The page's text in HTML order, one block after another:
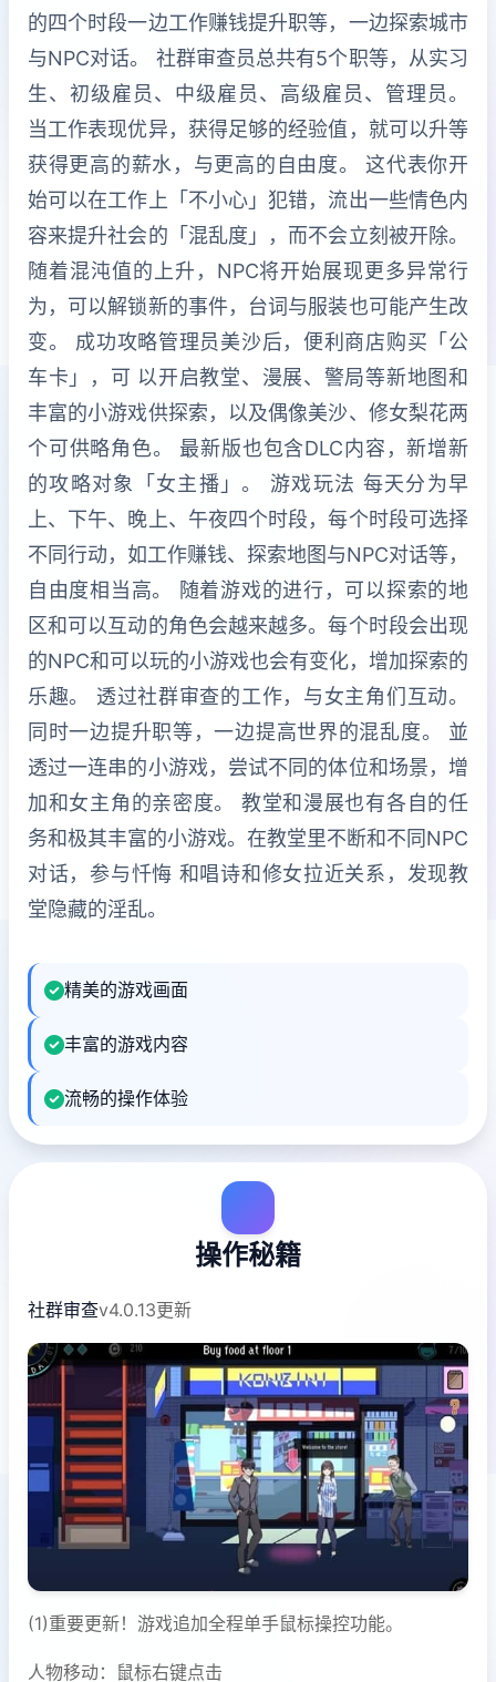
的四个时段一边工作赚钱提升职等，一边探索城市
与NPC对话。 社群审查员总共有5个职等，从实习
生、初级雇员、中级雇员、高级雇员、管理员。
当工作表现优异，获得足够的经验值，就可以升等
获得更高的薪水，与更高的自由度。 这代表你开
始可以在工作上「不小心」犯错，流出一些情色内
容来提升社会的「混乱度」，而不会立刻被开除。
随着混沌值的上升，NPC将开始展现更多异常行
为，可以解锁新的事件，台词与服装也可能产生改
变。 成功攻略管理员美沙后，便利商店购买「公
车卡」，可 以开启教堂、漫展、警局等新地图和
丰富的小游戏供探索，以及偶像美沙、修女梨花两
个可供略角色。 最新版也包含DLC内容，新增新
的攻略对象「女主播」。 游戏玩法 每天分为早
上、下午、晚上、午夜四个时段，每个时段可选择
不同行动，如工作赚钱、探索地图与NPC对话等，
自由度相当高。 随着游戏的进行，可以探索的地
区和可以互动的角色会越来越多。每个时段会出现
的NPC和可以玩的小游戏也会有变化，增加探索的
乐趣。 透过社群审查的工作，与女主角们互动。
同时一边提升职等，一边提高世界的混乱度。 並
透过一连串的小游戏，尝试不同的体位和场景，增
加和女主角的亲密度。 教堂和漫展也有各自的任
务和极其丰富的小游戏。在教堂里不断和不同NPC
对话，参与忏悔 和唱诗和修女拉近关系，发现教
堂隐藏的淫乱。
精美的游戏画面
丰富的游戏内容
流畅的操作体验
操作秘籍
社群审查v4.0.13更新
(1)重要更新！游戏追加全程单手鼠标操控功能。
人物移动：鼠标右键点击